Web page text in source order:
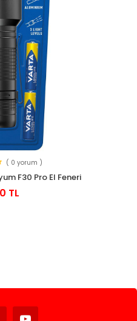
( 0 yorum )
F30 Pro El Feneri
TL